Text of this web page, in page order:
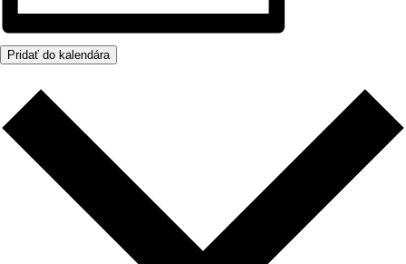
Pridať do kalendára